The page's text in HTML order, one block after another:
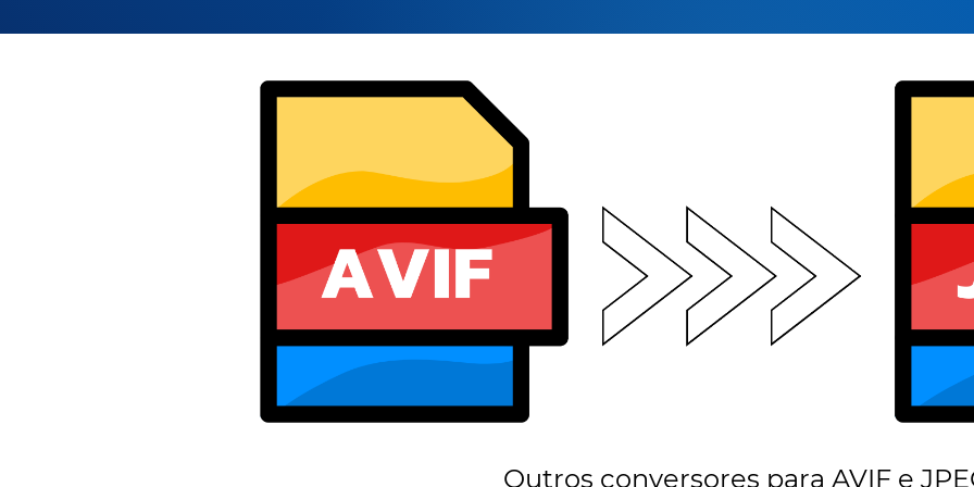
Outros conversores para AVIF e